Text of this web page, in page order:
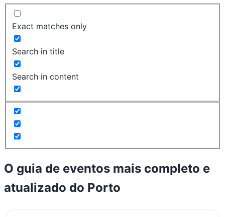
Exact matches only
Search in title
Search in content
O guia de eventos mais completo e
atualizado do Porto